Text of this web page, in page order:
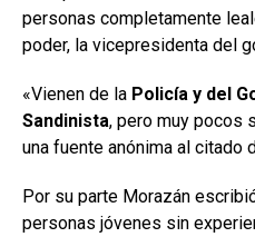
personas completamente
poder, la vicepresidenta del
«Vienen de la Policía y del
Sandinista, pero muy pocos
una fuente anónima al citado
Por su parte Morazán
personas jóvenes sin